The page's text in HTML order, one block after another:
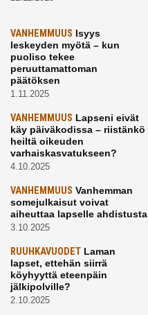
VANHEMMUUS Isyys
leskeyden myötä – kun
puoliso tekee
peruuttamattoman
päätöksen
1.11.2025
VANHEMMUUS Lapseni eivät
käy päiväkodissa – riistänkö
heiltä oikeuden
varhaiskasvatukseen?
4.10.2025
VANHEMMUUS Vanhemman
somejulkaisut voivat
aiheuttaa lapselle ahdistusta
3.10.2025
RUUHKAVUODET Laman
lapset, ettehän siirrä
köyhyyttä eteenpäin
jälkipolville?
2.10.2025